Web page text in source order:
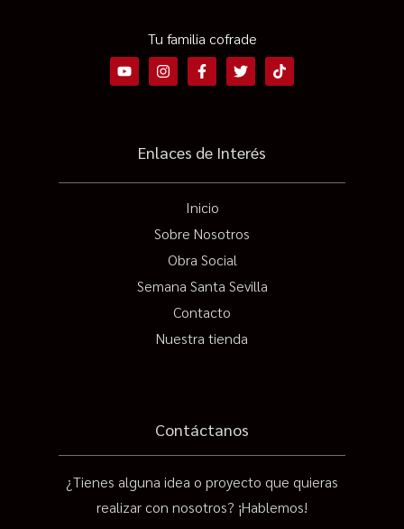
Tu familia cofrade
Enlaces de Interés
Inicio
Sobre Nosotros
Obra Social
Semana Santa Sevilla
Contacto
Nuestra tienda
Contáctanos
¿Tienes alguna idea o proyecto que quieras
realizar con nosotros? ¡Hablemos!